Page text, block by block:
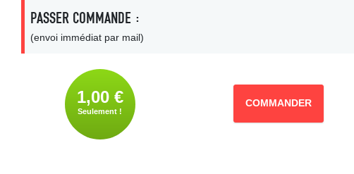
PASSER COMMANDE :
(envoi immédiat par mail)
1,00 €
Seulement !
COMMANDER